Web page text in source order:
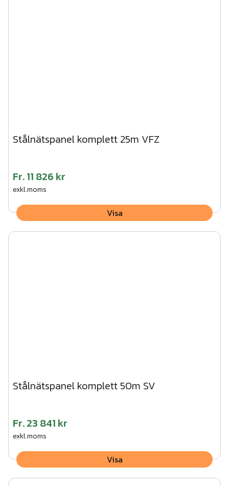
Stålnätspanel komplett 25m VFZ
Fr.11 826 kr
exkl.moms
Visa
Stålnätspanel komplett 50m SV
Fr.23 841 kr
exkl.moms
Visa